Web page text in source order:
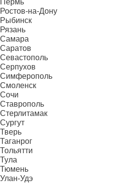
Ростов-на-Дону
Рыбинск
Рязань
Самара
Саратов
Севастополь
Серпухов
Симферополь
Смоленск
Сочи
Ставрополь
Стерлитамак
Сургут
Тверь
Таганрог
Тольятти
Тула
Тюмень
Улан-Удэ